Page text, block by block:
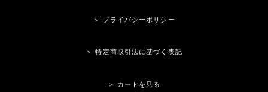
＞ プライバシーポリシー
＞ 特定商取引法に基づく表記
＞ カートを見る